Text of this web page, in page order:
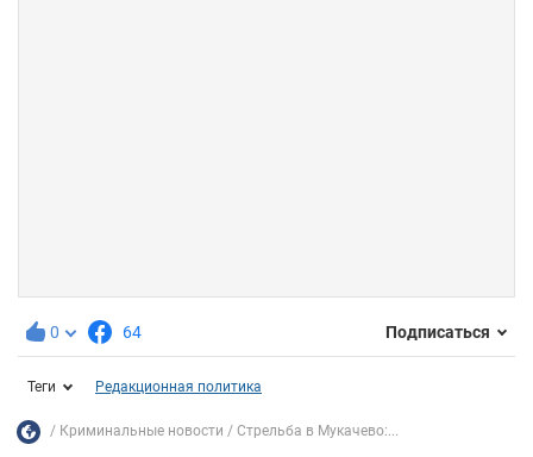
0 64 Подписаться
Теги Редакционная политика
Криминальные новости Стрельба в Мукачево:...